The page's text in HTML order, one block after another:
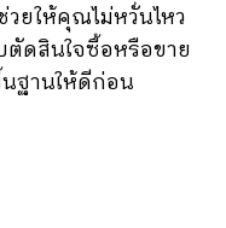
ยให้คุณไม่หวั่นไหว
ดสินใจซื้อหรือขาย
ฐานให้ดีก่อน